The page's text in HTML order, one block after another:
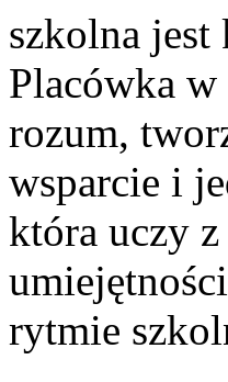
szkolna jest
Placówka w
rozum,
wsparcie i
która uczy
rytmie